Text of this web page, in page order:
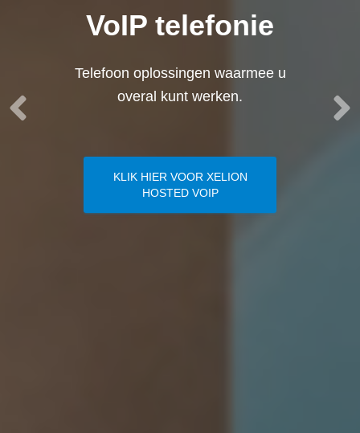
VoIP telefonie
Telefoon oplossingen waarmee u
overal kunt werken.
KLIK HIER VOOR XELION
HOSTED VOIP